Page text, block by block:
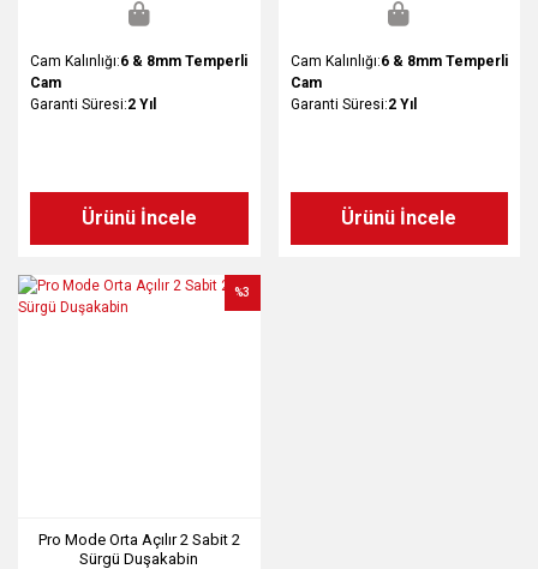
Cam Kalınlığı:6 & 8mm Temperli
Cam
Garanti Süresi:2 Yıl
Ürünü İncele
Cam Kalınlığı:6 & 8mm Temperli
Cam
Garanti Süresi:2 Yıl
Ürünü İncele
Pro Mode Orta Açılır 2 Sabit 2
Sürgü Duşakabin
%3